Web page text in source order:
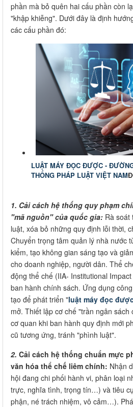
phần mà bỏ quên hai cấu phần còn
"khập khiễng". Dưới đây là định
các cấu phần đó:
LUẬT MÁY ĐỌC ĐƯỢC -
THỐNG PHÁP LUẬT VIỆT NAM
1. Cải cách hệ thống quy phạm
"mã nguồn" của quốc gia: Rà soát
luật, xóa bỏ những quy định lỗi thời,
Chuyển trọng tâm quản lý nhà nước
kiểm, tạo không gian sáng tạo và
cho doanh nghiệp, người dân. Thể
động thể chế (IIA- Institutional
ban hành chính sách. Ứng dụng
tạo để phát triển "luật máy đọc
mở. Thiết lập cơ chế "trần ngân
cơ quan khi ban hành quy định mới
cũ tương ứng, tránh "phình luật".
2. Cải cách hệ thống chuẩn mực
văn hóa thể chế liêm chính: Nhận
hội đang chi phối hành vi, phân loại
trực, nghĩa tình, trọng tín…) và tiêu
phận, né trách nhiệm, vô cảm…).